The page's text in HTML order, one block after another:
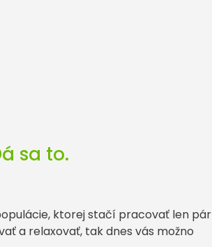
sa to.
ktorej stačí pracovať len pár
a relaxovať, tak dnes vás možno